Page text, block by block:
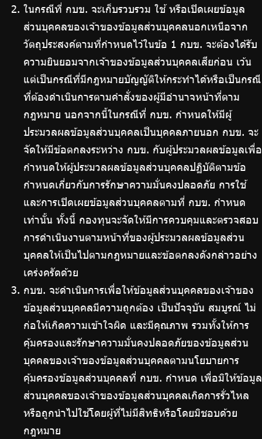
ในกรณีที่ กบข. จะเก็บรวบรวม ใช้ หรือเปิดเผยข้อมูล
ส่วนบุคคลของเจ้าของข้อมูลส่วนบุคคลนอกเหนือจาก
วัตถุประสงค์ตามที่กำหนดไว้ในข้อ 1 กบข. จะต้องได้รับ
ความยินยอมจากเจ้าของข้อมูลส่วนบุคคลเสียก่อน เว้น
แต่เป็นกรณีที่มีกฎหมายบัญญัติให้กระทำได้หรือเป็นกรณี
ที่ต้องดำเนินการตามคำสั่งของผู้มีอำนาจหน้าที่ตาม
กฎหมาย นอกจากนี้ในกรณีที่ กบข. กำหนดให้มีผู้
ประมวลผลข้อมูลส่วนบุคคลเป็นบุคคลภายนอก กบข. จะ
จัดให้มีข้อตกลงระหว่าง กบข. กับผู้ประมวลผลข้อมูลเพื่อ
กำหนดให้ผู้ประมวลผลข้อมูลส่วนบุคคลปฏิบัติตามข้อ
กำหนดเกี่ยวกับการรักษาความมั่นคงปลอดภัย การใช้
และการเปิดเผยข้อมูลส่วนบุคคลตามที่ กบข. กำหนด
เท่านั้น ทั้งนี้ กองทุนจะจัดให้มีการควบคุมและตรวจสอบ
การดำเนินงานตามหน้าที่ของผู้ประมวลผลข้อมูลส่วน
บุคคลให้เป็นไปตามกฎหมายและข้อตกลงดังกล่าวอย่าง
เคร่งครัดด้วย
กบข. จะดำเนินการเพื่อให้ข้อมูลส่วนบุคคลของเจ้าของ
ข้อมูลส่วนบุคคลมีความถูกต้อง เป็นปัจจุบัน สมบูรณ์ ไม่
ก่อให้เกิดความเข้าใจผิด และมีคุณภาพ รวมทั้งให้การ
คุ้มครองและรักษาความมั่นคงปลอดภัยของข้อมูลส่วน
บุคคลของเจ้าของข้อมูลส่วนบุคคลตามนโยบายการ
คุ้มครองข้อมูลส่วนบุคคลที่ กบข. กำหนด เพื่อมิให้ข้อมูล
ส่วนบุคคลของเจ้าของข้อมูลส่วนบุคคลเกิดการรั่วไหล
หรือถูกนำไปใช้โดยผู้ที่ไม่มีสิทธิหรือโดยมิชอบด้วย
กฎหมาย